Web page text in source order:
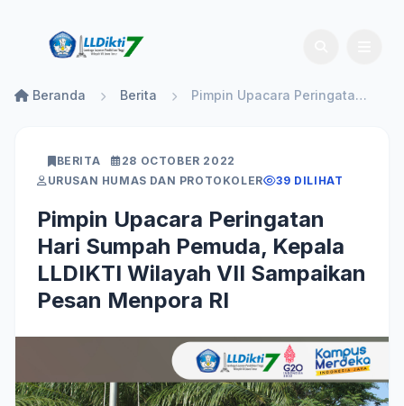
Beranda Berita Pimpin Upacara Peringatan Hari Sumpah Pemuda, Kepala LLDIKTI Wilayah VII Sampaikan Pesan Menpora RI
BERITA
28 OCTOBER 2022
URUSAN HUMAS DAN PROTOKOLER
39 DILIHAT
Pimpin Upacara Peringatan
Hari Sumpah Pemuda, Kepala
LLDIKTI Wilayah VII Sampaikan
Pesan Menpora RI